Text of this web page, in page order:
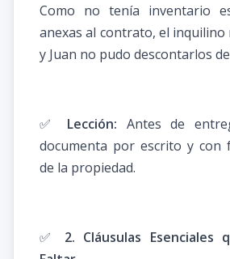
Como no tenía inventario
anexas al contrato, el inquilino
y Juan no pudo descontarlos
✅ Lección: Antes de
documenta por escrito y con
de la propiedad.
✅ 2. Cláusulas Esenciales